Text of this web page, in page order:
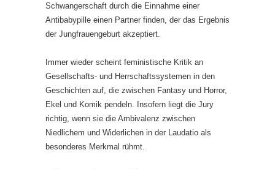
Schwangerschaft durch die Einnahme einer
Antibabypille einen Partner finden, der das Ergebnis
der Jungfrauengeburt akzeptiert.
Immer wieder scheint feministische Kritik an
Gesellschafts- und Herrschaftssystemen in den
Geschichten auf, die zwischen Fantasy und Horror,
Ekel und Komik pendeln. Insofern liegt die Jury
richtig, wenn sie die Ambivalenz zwischen
Niedlichem und Widerlichen in der Laudatio als
besonderes Merkmal rühmt.